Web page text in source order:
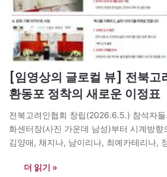
[임영상의 글로컬 뷰] 전북고
환동포 정착의 새로운 이정표
전북고려인협회 창립(2026.6.5.) 참석자
화센터장(사진 가운데 남성)부터 시계방향
김양애, 채지나, 남이리나, 최예카테리나,
문] 2026년 6월 5일, 전주글로벌다문화센
더 읽기 »